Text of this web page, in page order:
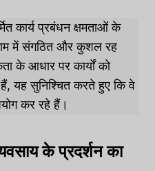
कार्य प्रबंधन क्षमताओं के
में संगठित और कुशल रह
के आधार पर कार्यों को
यह सुनिश्चित करते हुए कि वे
कर रहे हैं।
के प्रदर्शन का